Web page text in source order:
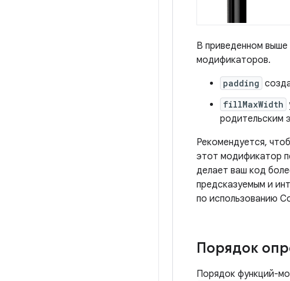
В приведенном выше
модификаторов.
padding
fillMaxWidth
родительским
Рекомендуется,
этот модификатор
делает ваш код
предсказуемым и
по использованию
Порядок
Порядок функций-